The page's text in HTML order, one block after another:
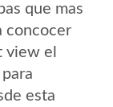
que mas
concocer
view el
esta